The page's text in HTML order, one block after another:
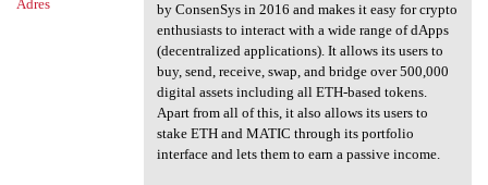
Adres
by ConsenSys in 2016 and makes it easy for crypto
enthusiasts to interact with a wide range of dApps
(decentralized applications). It allows its users to
buy, send, receive, swap, and bridge over 500,000
digital assets including all ETH-based tokens.
Apart from all of this, it also allows its users to
stake ETH and MATIC through its portfolio
interface and lets them to earn a passive income.